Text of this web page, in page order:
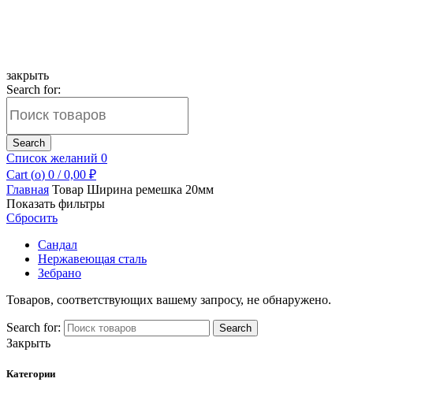
закрыть
Search for:
Search
Список желаний 0
Cart (o) 0 / 0,00 ₽
Главная Товар Ширина ремешка 20мм
Показать фильтры
Сбросить
Сандал
Нержавеющая сталь
Зебрано
Товаров, соответствующих вашему запросу, не обнаружено.
Search for: Search
Закрыть
Категории